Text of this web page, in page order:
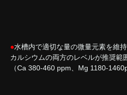
●水槽内で適切な量の微量元素を維
カルシウムの両方のレベルが推奨範
（Ca 380-460 ppm、Mg 1180-